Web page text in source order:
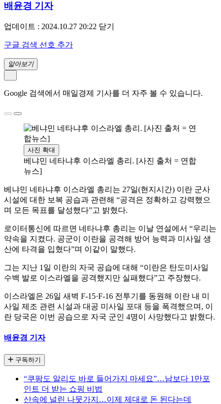
배윤경 기자
업데이트 : 2024.10.27 20:22 닫기
구글 검색 선호 추가
알아보기
Google 검색에서 매일경제 기사를 더 자주 볼 수 있습니다.
사진 확대
베냐민 네타냐후 이스라엘 총리. [사진 출처 = 연합
뉴스]
베냐민 네타냐후 이스라엘 총리는 27일(현지시간) 이란 군사
시설에 대한 보복 공습과 관련해 “공격은 정확하고 강력했으
며 모든 목표를 달성했다”고 밝혔다.
로이터통신에 따르면 네타냐후 총리는 이날 연설에서 “우리는
약속을 지켰다. 공군이 이란을 공격해 방어 능력과 미사일 생
산에 타격을 입혔다”며 이같이 말했다.
그는 지난 1일 이란의 자국 공습에 대해 “이란은 탄도미사일
수백 발로 이스라엘을 공격했지만 실패했다”고 주장했다.
이스라엘은 26일 새벽 F-15·F-16 전투기를 동원해 이란 내 미
사일 제조 관련 시설과 대공 미사일 포대 등을 폭격했으며, 이
란 당국은 이번 공습으로 자국 군인 4명이 사망했다고 밝혔다.
배윤경 기자
구독하기
“쿠팡도 알리도 바로 들어가지 마세요”…남보다 1만포
인트 더 받는 쇼핑 비법
산속에 널린 나뭇가지…이제 제대로 돈 된다는데